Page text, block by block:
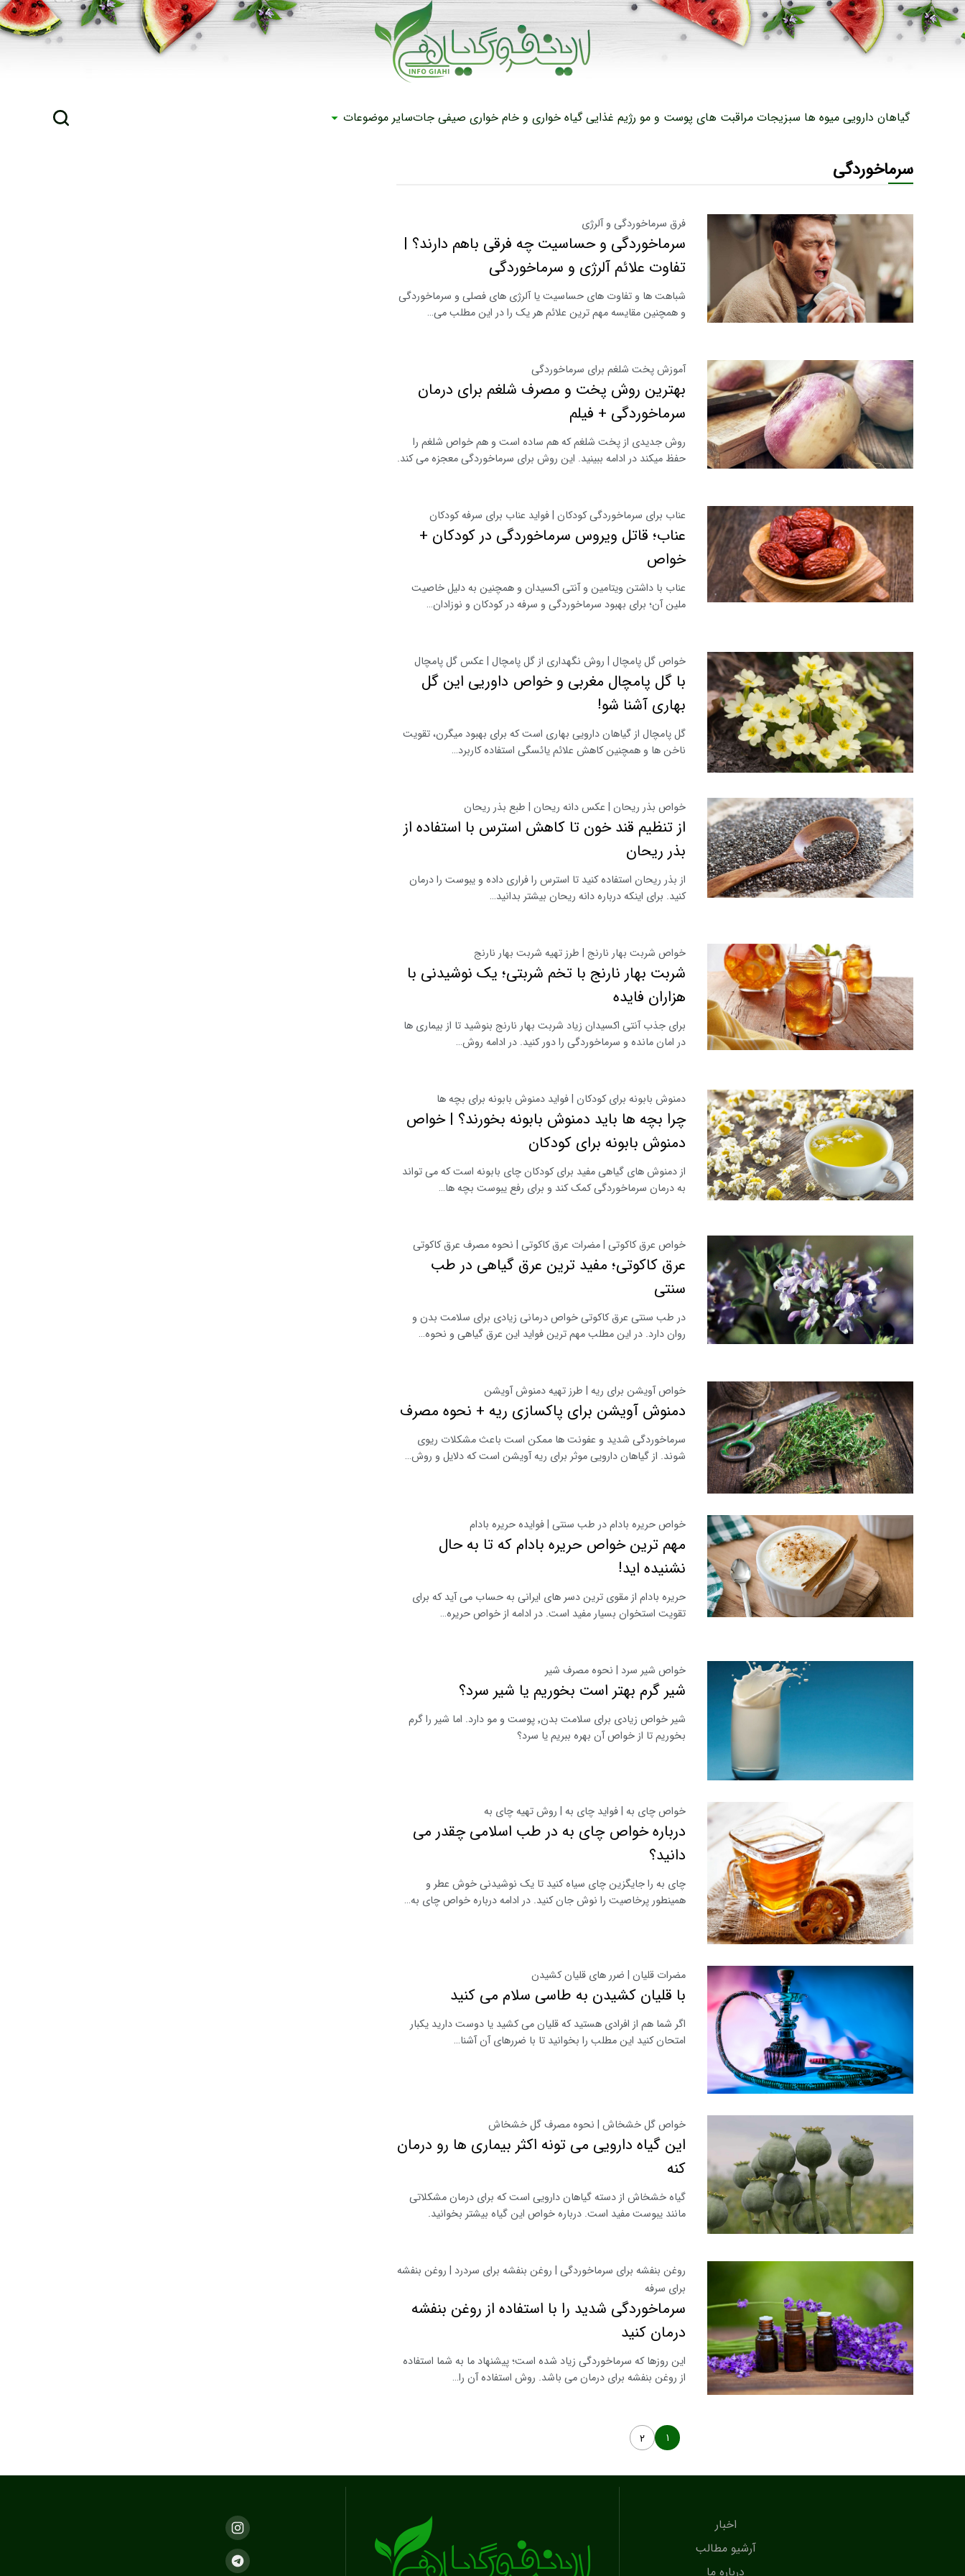
گیاهان دارویی میوه ها سبزیجات مراقبت های پوست و مو رژیم غذاییگیاه خواری و خام خواری صیفی جاتسایر موضوعات
سرماخوردگی
فرق سرماخوردگی و آلرژی
سرماخوردگی و حساسیت چه فرقی باهم دارند؟ |
تفاوت علائم آلرژی و سرماخوردگی
شباهت ها و تفاوت های حساسیت یا آلرژی های فصلی و سرماخوردگی
و همچنین مقایسه مهم ترین علائم هر یک را در این مطلب می…
آموزش پخت شلغم برای سرماخوردگی
بهترین روش‌ پخت و مصرف شلغم برای درمان
سرماخوردگی + فیلم
روش جدیدی از پخت شلغم که هم ساده است و هم خواص شلغم را
حفظ میکند در ادامه ببینید. این روش برای سرماخوردگی معجزه می کند.
عناب برای سرماخوردگی کودکان | فواید عناب برای سرفه کودکان
عناب؛ قاتل ویروس سرماخوردگی در کودکان +
خواص
عناب با داشتن ویتامین و آنتی اکسیدان و همچنین به دلیل خاصیت
ملین آن؛ برای بهبود سرماخوردگی و سرفه در کودکان و نوزادان…
خواص گل پامچال | روش نگهداری از گل پامچال | عکس گل پامچال
با گل پامچال مغربی و خواص داوریی این گل
بهاری آشنا شو!
گل پامچال از گیاهان دارویی بهاری است که برای بهبود میگرن، تقویت
ناخن ها و همچنین کاهش علائم یائسگی استفاده کاربرد…
خواص بذر ریحان | عکس دانه ریحان | طبع بذر ریحان
از تنظیم قند خون تا کاهش استرس با استفاده از
بذر ریحان
از بذر ریحان استفاده کنید تا استرس را فراری داده و یبوست را درمان
کنید. برای اینکه درباره دانه ریحان بیشتر بدانید…
خواص شربت بهار نارنج | طرز تهیه شربت بهار نارنج
شربت بهار نارنج با تخم شربتی؛ یک نوشیدنی با
هزاران فایده
برای جذب آنتی اکسیدان زیاد شربت بهار نارنج بنوشید تا از بیماری ها
در امان مانده و سرماخوردگی را دور کنید. در ادامه روش…
دمنوش بابونه برای کودکان | فواید دمنوش بابونه برای بچه ها
چرا بچه ها باید دمنوش بابونه بخورند؟ | خواص
دمنوش بابونه برای کودکان
از دمنوش های گیاهی مفید برای کودکان چای بابونه است که می تواند
به درمان سرماخوردگی کمک کند و برای رفع یبوست بچه ها…
خواص عرق کاکوتی | مضرات عرق کاکوتی | نحوه مصرف عرق کاکوتی
عرق کاکوتی؛ مفید ترین عرق گیاهی در طب
سنتی
در طب سنتی عرق کاکوتی خواص درمانی زیادی برای سلامت بدن و
روان دارد. در این مطلب مهم ترین فواید این عرق گیاهی و نحوه…
خواص آویشن برای ریه | طرز تهیه دمنوش آویشن
دمنوش آویشن برای پاکسازی ریه + نحوه مصرف
سرماخوردگی شدید و عفونت ها ممکن است باعث مشکلات ریوی
شوند. از گیاهان دارویی موثر برای ریه آویشن است که دلایل و روش…
خواص حریره بادام در طب سنتی | فوایده حریره بادام
مهم ترین خواص حریره بادام که تا به حال
نشنیده اید!
حریره بادام از مقوی ترین دسر های ایرانی به حساب می آید که برای
تقویت استخوان بسیار مفید است. در ادامه از خواص حریره…
خواص شیر سرد | نحوه مصرف شیر
شیر گرم بهتر است بخوریم یا شیر سرد؟
شیر خواص زیادی برای سلامت بدن٬ پوست و مو دارد. اما شیر را گرم
بخوریم تا از خواص آن بهره ببریم یا سرد؟
خواص چای به | فواید چای به | روش تهیه چای به
درباره خواص چای به در طب اسلامی چقدر می
دانید؟
چای به را جایگزین چای سیاه کنید تا یک نوشیدنی خوش عطر و
همینطور پرخاصیت را نوش جان کنید. در ادامه درباره خواص چای به…
مضرات قلیان | ضرر های قلیان کشیدن
با قلیان کشیدن به طاسی سلام می کنید
اگر شما هم از افرادی هستید که قلیان می کشید یا دوست دارید یکبار
امتحان کنید این مطلب را بخوانید تا با ضررهای آن آشنا…
خواص گل خشخاش | نحوه مصرف گل خشخاش
این گیاه دارویی می تونه اکثر بیماری ها رو درمان
کنه
گیاه خشخاش از دسته گیاهان دارویی است که برای درمان مشکلاتی
مانند یبوست مفید است. درباره خواص این گیاه بیشتر بخوانید.
روغن بنفشه برای سرماخوردگی | روغن بنفشه برای سردرد | روغن بنفشه
برای سرفه
سرماخوردگی شدید را با استفاده از روغن بنفشه
درمان کنید
این روزها که سرماخوردگی زیاد شده است؛ پیشنهاد ما به شما استفاده
از روغن بنفشه برای درمان می باشد. روش استفاده آن را…
۱ ۲
اخبار
آرشیو مطالب
درباره ما